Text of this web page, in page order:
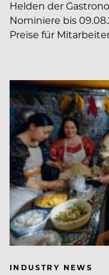
Helden der
Nominiere bis
Preise für
INDUSTRY NEWS